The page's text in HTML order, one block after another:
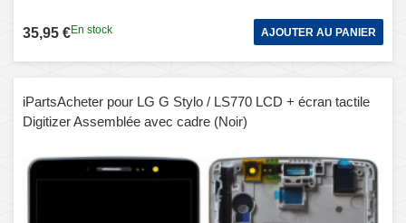
35,95 €En stock AJOUTER AU PANIER
iPartsAcheter pour LG G Stylo / LS770 LCD + écran tactile
Digitizer Assemblée avec cadre (Noir)